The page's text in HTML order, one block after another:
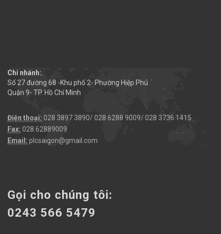
Chi nhánh:
Số 27 đường 68 -Khu phố 2- Phường Hiệp Phú
Quận 9- TP. Hồ Chí Minh
Điện thoại: 028 3897 3890/ 028 6288 9009/ 028 3736 1415
Fax: 028.62889009
Email: plcsaigon@gmail.com
Gọi cho chúng tôi:
0243 566 5479